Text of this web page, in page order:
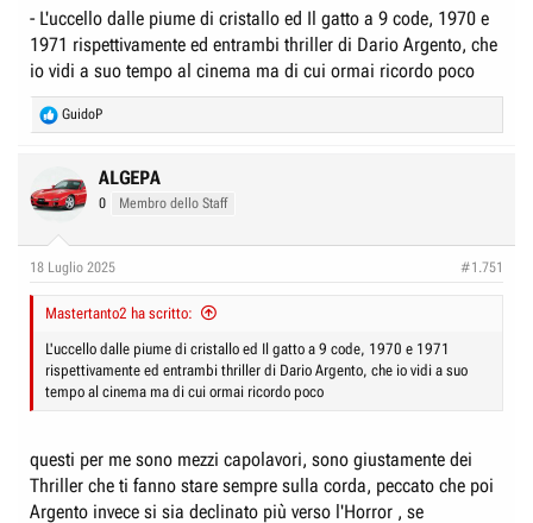
- L'uccello dalle piume di cristallo ed Il gatto a 9 code, 1970 e
1971 rispettivamente ed entrambi thriller di Dario Argento, che
io vidi a suo tempo al cinema ma di cui ormai ricordo poco
R
e
t
i
s
GuidoP
ALGEPA
0 Membro dello Staff
18 Luglio 2025 #1.751
Mastertanto2 ha scritto:
L'uccello dalle piume di cristallo ed Il gatto a 9 code, 1970 e 1971
rispettivamente ed entrambi thriller di Dario Argento, che io vidi a suo
tempo al cinema ma di cui ormai ricordo poco
questi per me sono mezzi capolavori, sono giustamente dei
Thriller che ti fanno stare sempre sulla corda, peccato che poi
Argento invece si sia declinato più verso l'Horror , se